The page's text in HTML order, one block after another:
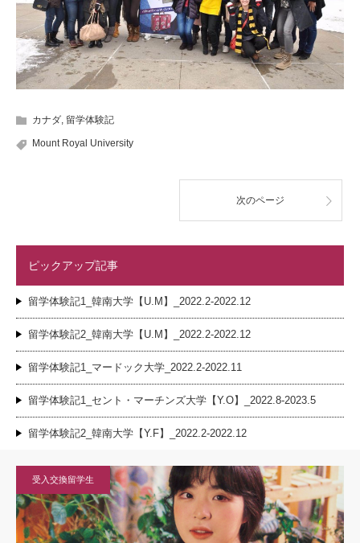
カナダ 留学体験記
Mount Royal University
次のページ
ピックアップ記事
留学体験記1_韓南大学【U.M】_2022.2-2022.12
留学体験記2_韓南大学【U.M】_2022.2-2022.12
留学体験記1_マードック大学_2022.2-2022.11
留学体験記1_セント・マーチンズ大学【Y.O】_2022.8-2023.5
留学体験記2_韓南大学【Y.F】_2022.2-2022.12
受入交換留学生